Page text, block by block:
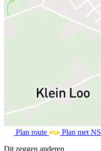
Plan route
Plan met NS
Dit zeggen anderen